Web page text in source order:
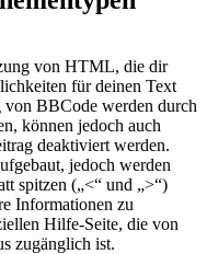
von HTML, die dir
für deinen Text
BBCode werden durch
können jedoch auch
deaktiviert werden.
jedoch werden
spitzen („<“ und „>“)
Informationen zu
Hilfe-Seite, die von
zugänglich ist.